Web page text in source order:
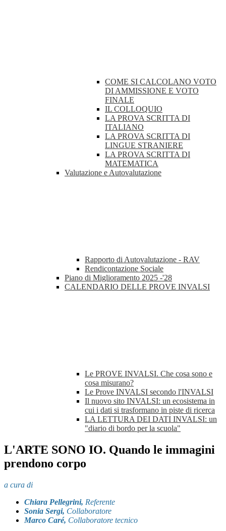
COME SI CALCOLANO VOTO
DI AMMISSIONE E VOTO
FINALE
IL COLLOQUIO
LA PROVA SCRITTA DI
ITALIANO
LA PROVA SCRITTA DI
LINGUE STRANIERE
LA PROVA SCRITTA DI
MATEMATICA
Valutazione e Autovalutazione
Rapporto di Autovalutazione - RAV
Rendicontazione Sociale
Piano di Miglioramento 2025 -'28
CALENDARIO DELLE PROVE INVALSI
Le PROVE INVALSI. Che cosa sono e
cosa misurano?
Le Prove INVALSI secondo l'INVALSI
Il nuovo sito INVALSI: un ecosistema in
cui i dati si trasformano in piste di ricerca
LA LETTURA DEI DATI INVALSI: un
"diario di bordo per la scuola"
L'ARTE SONO IO. Quando le immagini
prendono corpo
a cura di
Chiara Pellegrini, Referente
Sonia Sergi, Collaboratore
Marco Caré, Collaboratore tecnico